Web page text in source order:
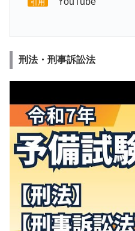
引用
刑法・刑事訴訟法